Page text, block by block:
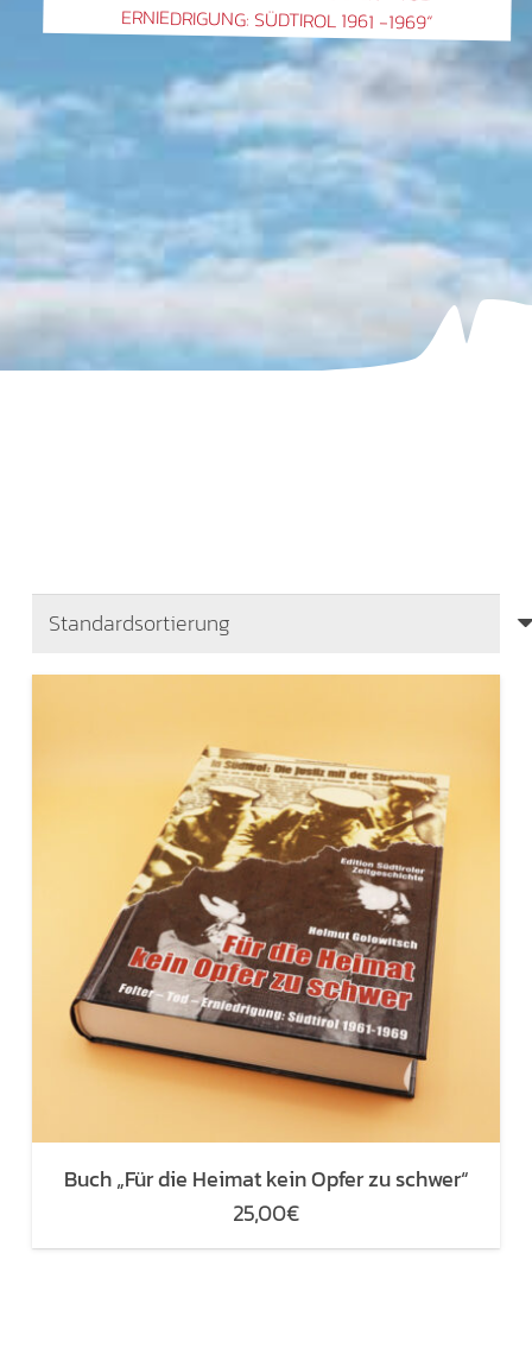
ERNIEDRIGUNG: SÜDTIROL 1961 -1969“
Buch „Für die Heimat kein Opfer zu schwer“
25,00€